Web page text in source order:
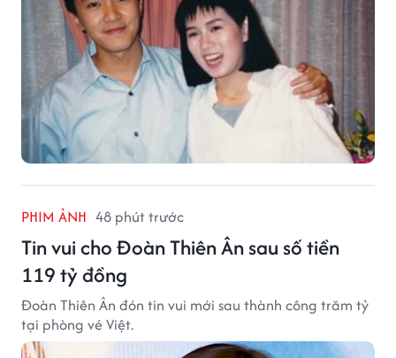
PHIM ẢNH 48 phút trước
Tin vui cho Đoàn Thiên Ân sau số tiền
119 tỷ đồng
Đoàn Thiên Ân đón tin vui mới sau thành công trăm tỷ
tại phòng vé Việt.